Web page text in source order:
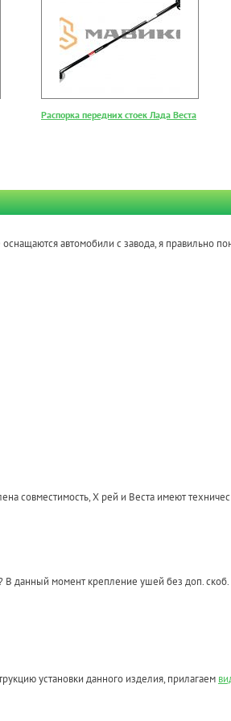
Распорка передних стоек Лада Веста
автомобили с завода, я правильно
совместимость, Х рей и Веста имеют
данный момент крепление ушей без доп. скоб.
установки данного изделия, прилагаем